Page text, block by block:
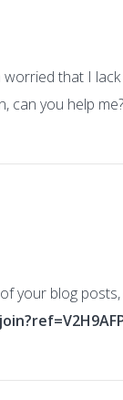
that I
can you help me?
your blog